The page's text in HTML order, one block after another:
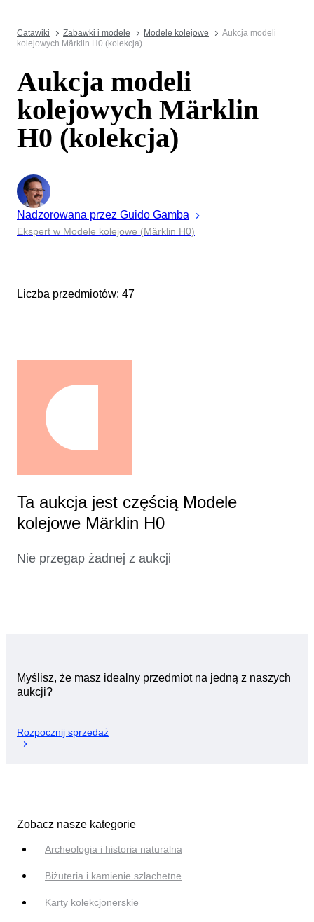
Catawiki Zabawki i modele Modele kolejowe
Aukcja modeli
kolejowych Märklin H0 (kolekcja)
Aukcja modeli
kolejowych Märklin
H0 (kolekcja)
Nadzorowana przez Guido Gamba
Ekspert w Modele kolejowe (Märklin H0)
Liczba przedmiotów: 47
Ta aukcja jest częścią Modele
kolejowe Märklin H0
Nie przegap żadnej z aukcji
Myślisz, że masz idealny przedmiot na jedną z naszych
aukcji?
Rozpocznij sprzedaż
Zobacz nasze kategorie
Archeologia i historia naturalna
Biżuteria i kamienie szlachetne
Karty kolekcjonerskie